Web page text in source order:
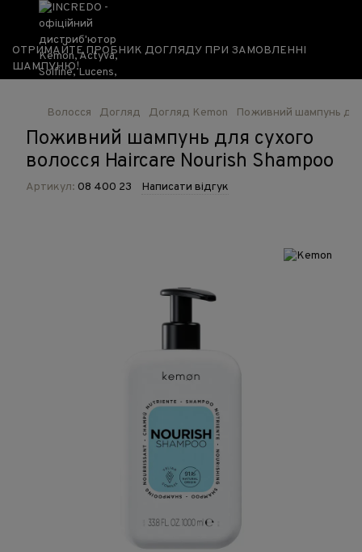
ОТРИМАЙТЕ ПРОБНИК ДОГЛЯДУ ПРИ ЗАМОВЛЕННІ
ШАМПУНЮ!
Волосся Догляд Догляд Kemon Поживний шампунь для
Поживний шампунь для сухого
волосся Haircare Nourish Shampoo
Артикул: 08 400 23 Написати відгук